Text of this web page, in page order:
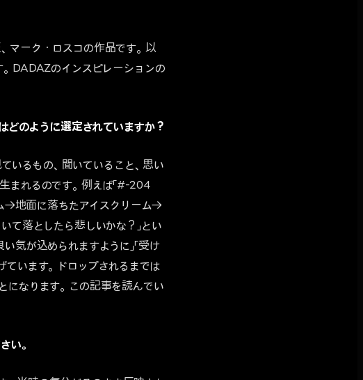
マーク・ロスコの作品です。以
DADAZのインスピレーションの
どのように選定されていますか？
いるもの、聞いていること、思い
まれるのです。例えば「#-204
→地面に落ちたアイスクリーム→
て落としたら悲しいかな？」とい
気が込められますように」「受け
ています。ドロップされるまでは
になります。この記事を読んでい
い。